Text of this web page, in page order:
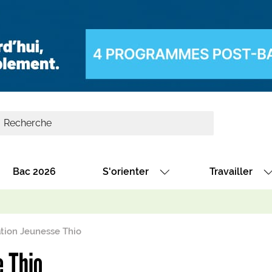
Bac 2026 S'orienter Travailler
Jeunesse Thio
Thio